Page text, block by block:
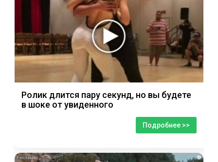
Ролик длится пару секунд, но вы будете
в шоке от увиденного
Подробнее >>
i